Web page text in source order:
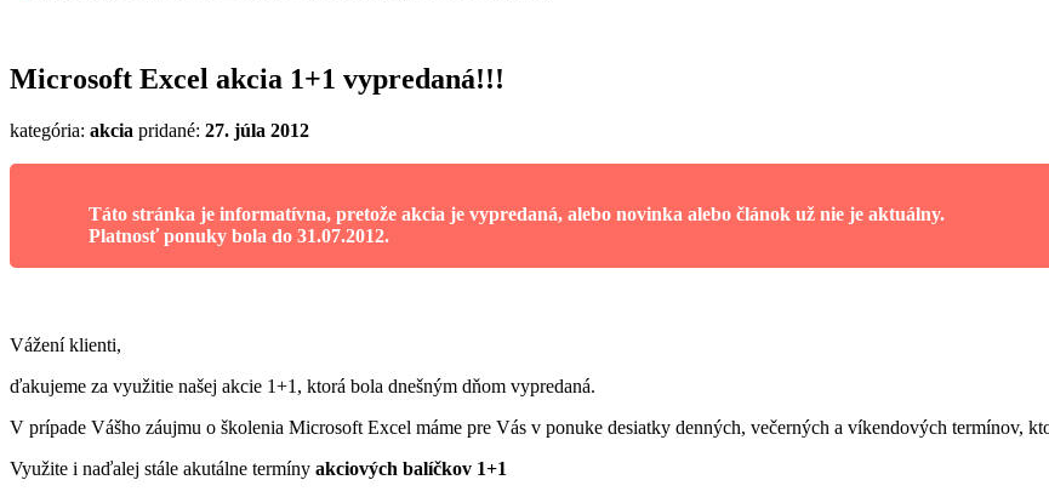
Microsoft Excel akcia 1+1 vypredaná!!!
kategória: akcia pridané: 27. júla 2012
Táto stránka je informatívna, pretože akcia je vypredaná, alebo novinka alebo článok už nie je aktuálny.
Platnosť ponuky bola do 31.07.2012.
Vážení klienti,
ďakujeme za využitie našej akcie 1+1, ktorá bola dnešným dňom vypredaná.
V prípade Vášho záujmu o školenia Microsoft Excel máme pre Vás v ponuke desiatky denných, večerných a víkendových termínov,
Využite i naďalej stále akutálne termíny akciových balíčkov 1+1